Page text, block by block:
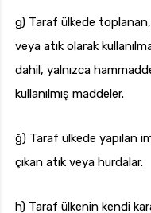
g) Taraf ülkede
veya atık olarak
dahil, yalnızca
kullanılmış maddeler.
ğ) Taraf ülkede yapılan
çıkan atık veya hurdalar.
h) Taraf ülkenin kendi